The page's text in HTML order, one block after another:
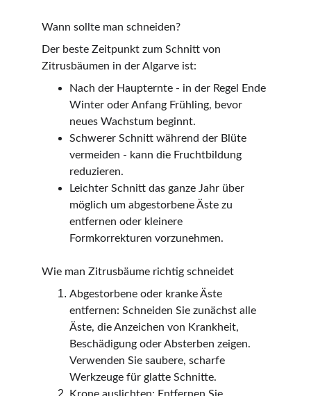
Wann sollte man schneiden?
Der beste Zeitpunkt zum Schnitt von
Zitrusbäumen in der Algarve ist:
Nach der Haupternte - in der Regel Ende
Winter oder Anfang Frühling, bevor
neues Wachstum beginnt.
Schwerer Schnitt während der Blüte
vermeiden - kann die Fruchtbildung
reduzieren.
Leichter Schnitt das ganze Jahr über
möglich um abgestorbene Äste zu
entfernen oder kleinere
Formkorrekturen vorzunehmen.
Wie man Zitrusbäume richtig schneidet
Abgestorbene oder kranke Äste
entfernen: Schneiden Sie zunächst alle
Äste, die Anzeichen von Krankheit,
Beschädigung oder Absterben zeigen.
Verwenden Sie saubere, scharfe
Werkzeuge für glatte Schnitte.